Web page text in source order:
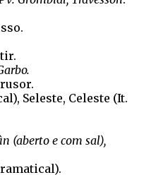
Seleste, Celeste (It.
(aberto e com sal),